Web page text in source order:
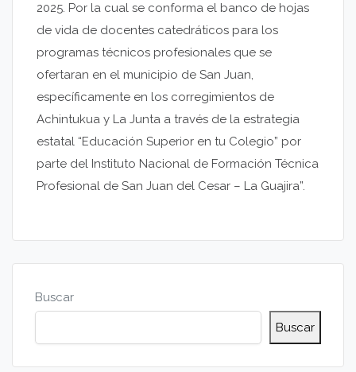
2025. Por la cual se conforma el banco de hojas
de vida de docentes catedráticos para los
programas técnicos profesionales que se
ofertaran en el municipio de San Juan,
específicamente en los corregimientos de
Achintukua y La Junta a través de la estrategia
estatal “Educación Superior en tu Colegio” por
parte del Instituto Nacional de Formación Técnica
Profesional de San Juan del Cesar – La Guajira”.
Buscar
Buscar